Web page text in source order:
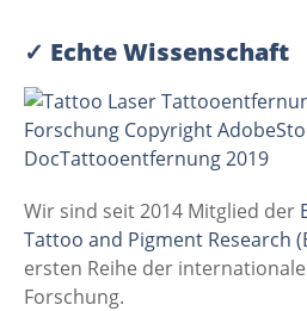
✓ Echte Wissenschaft
Wir sind seit 2014 Mitglied der
Tattoo and Pigment Research
ersten Reihe der
Forschung.